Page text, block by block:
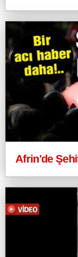
Afrin'de Şehit